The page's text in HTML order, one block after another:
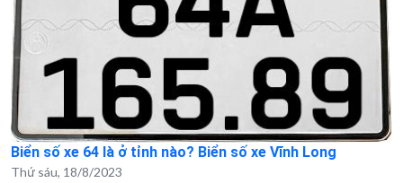
Biển số xe 64 là ở tỉnh nào? Biển số xe Vĩnh Long
Thứ sáu, 18/8/2023